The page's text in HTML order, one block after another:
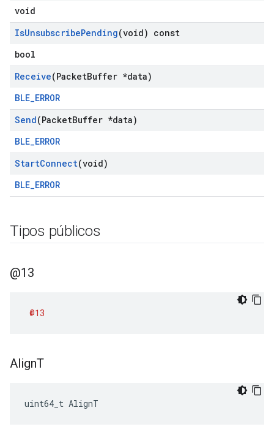
void
IsUnsubscribePending(void) const
bool
Receive(PacketBuffer *data)
BLE_ERROR
Send(PacketBuffer *data)
BLE_ERROR
StartConnect(void)
BLE_ERROR
Tipos públicos
@13
@13
AlignT
uint64_t AlignT